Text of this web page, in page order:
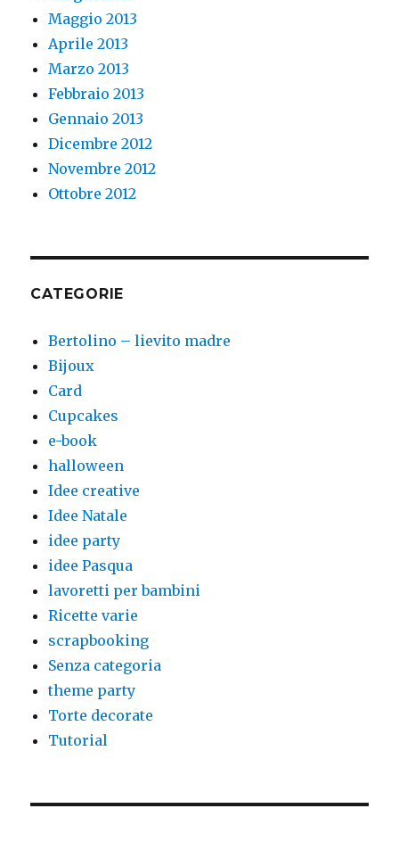
Maggio 2013
Aprile 2013
Marzo 2013
Febbraio 2013
Gennaio 2013
Dicembre 2012
Novembre 2012
Ottobre 2012
CATEGORIE
Bertolino – lievito madre
Bijoux
Card
Cupcakes
e-book
halloween
Idee creative
Idee Natale
idee party
idee Pasqua
lavoretti per bambini
Ricette varie
scrapbooking
Senza categoria
theme party
Torte decorate
Tutorial